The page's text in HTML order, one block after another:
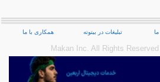
تبلیغات در بیتوته همکاری با ما
Makan Inc.‎ All Rights